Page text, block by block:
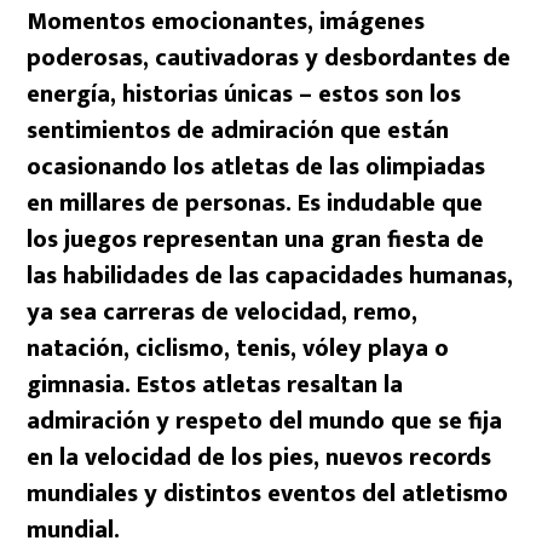
Momentos emocionantes, imágenes
poderosas, cautivadoras y desbordantes de
energía, historias únicas – estos son los
sentimientos de admiración que están
ocasionando los atletas de las olimpiadas
en millares de personas. Es indudable que
los juegos representan una gran fiesta de
las habilidades de las capacidades humanas,
ya sea carreras de velocidad, remo,
natación, ciclismo, tenis, vóley playa o
gimnasia. Estos atletas resaltan la
admiración y respeto del mundo que se fija
en la velocidad de los pies, nuevos records
mundiales y distintos eventos del atletismo
mundial.